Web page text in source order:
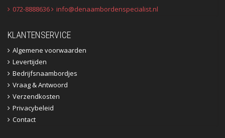
072-8888636 info@denaambordenspecialist.nl
KLANTENSERVICE
Algemene voorwaarden
Levertijden
Bedrijfsnaambordjes
Vraag & Antwoord
Verzendkosten
Privacybeleid
Contact